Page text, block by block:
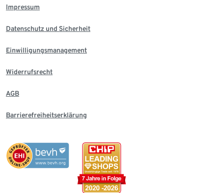
Impressum
Datenschutz und Sicherheit
Einwilligungsmanagement
Widerrufsrecht
AGB
Barrierefreiheitserklärung